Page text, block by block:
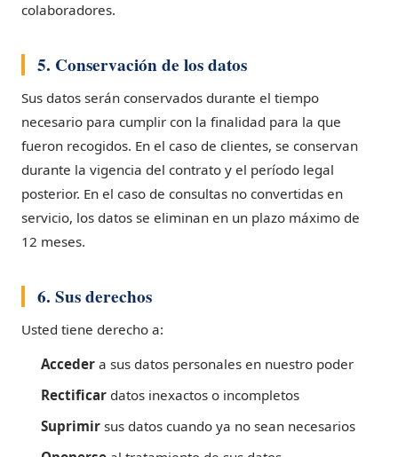
colaboradores.
5. Conservación de los datos
Sus datos serán conservados durante el tiempo
necesario para cumplir con la finalidad para la que
fueron recogidos. En el caso de clientes, se conservan
durante la vigencia del contrato y el período legal
posterior. En el caso de consultas no convertidas en
servicio, los datos se eliminan en un plazo máximo de
12 meses.
6. Sus derechos
Usted tiene derecho a:
Acceder a sus datos personales en nuestro poder
Rectificar datos inexactos o incompletos
Suprimir sus datos cuando ya no sean necesarios